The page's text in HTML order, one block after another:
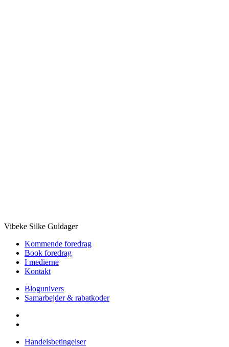
Vibeke Silke Guldager
Kommende foredrag
Book foredrag
I medierne
Kontakt
Blogunivers
Samarbejder & rabatkoder
Handelsbetingelser